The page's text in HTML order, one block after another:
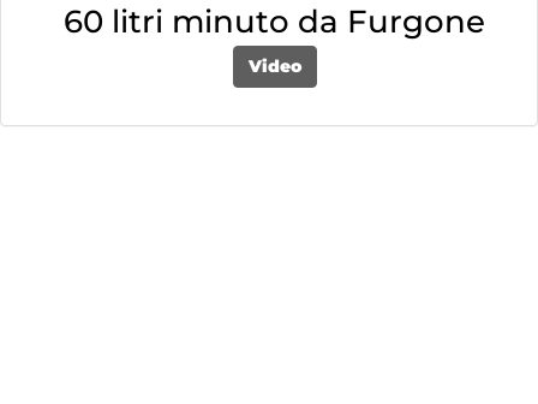
60 litri minuto da Furgone
Video